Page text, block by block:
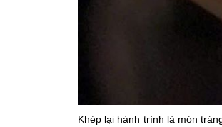
Khép lại hành trình là món